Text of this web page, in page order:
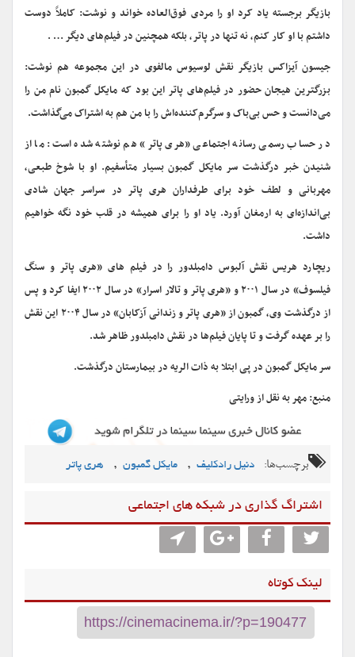
بازیگر برجسته یاد کرد او را مردی فوق‌العاده خواند و نوشت: کاملاً دوست
داشتم با او کار کنم، نه تنها در پاتر، بلکه همچنین در فیلم‌های دیگر … .
جیسون آیزاکس بازیگر نقش لوسیوس مالفوی در این مجموعه هم نوشت:
بزرگترین هیجان حضور در فیلم‌های پاتر این بود که مایکل گمبون نام من را
می‌دانست و حس بی‌باک و سرگرم‌کننده‌اش را با من هم به اشتراک می‌گذاشت.
در حساب رسمی رسانه اجتماعی «هری پاتر» هم نوشته شده است: ما از
شنیدن خبر درگذشت سر مایکل گمبون بسیار متأسفیم. او با شوخ طبعی،
مهربانی و لطف خود برای طرفداران هری پاتر در سراسر جهان شادی
بی‌اندازه‌ای به ارمغان آورد. یاد او را برای همیشه در قلب خود نگه خواهیم
داشت.
ریچارد هریس نقش آلبوس دامبلدور را در فیلم های «هری پاتر و سنگ
فیلسوف» در سال ۲۰۰۱ و «هری پاتر و تالار اسرار» در سال ۲۰۰۲ ایفا کرد و پس
از درگذشت وی، گمبون از «هری پاتر و زندانی آزکابان» در سال ۲۰۰۴ این نقش
را بر عهده گرفت و تا پایان فیلم‌ها در نقش دامبلدور ظاهر شد.
سر مایکل گمبون در پی ابتلا به ذات الریه در بیمارستان درگذشت.
منبع: مهر به نقل از ورایتی
برچسب‌ها: دنیل رادکلیف , مایکل گمبون , هری پاتر
اشتراگ گذاری در شبکه های اجتماعی
لینک کوتاه